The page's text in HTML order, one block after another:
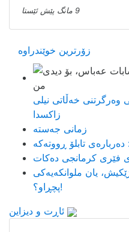
9 مانگ پێش ئێستا
زۆرترین خوێندراوە
وەرگرتنی خەڵاتی نیلی
زاکسدا
زمانی جەستە
تابلۆ ڕووتەکە
فێری كرمانجی ده‌كات
یان ملوانکەیەکی
پچڕاو؟!